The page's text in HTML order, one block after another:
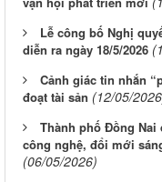
Lễ công bố Nghị
diễn ra ngày 18/5/2026
Cảnh giác tin nhắn
đoạt tài sản (12/05/
Thành phố Đồng Nai
công nghệ, đổi mới
(06/05/2026)